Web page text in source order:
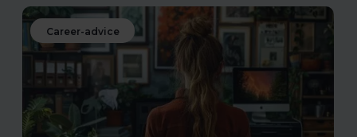
Career-advice